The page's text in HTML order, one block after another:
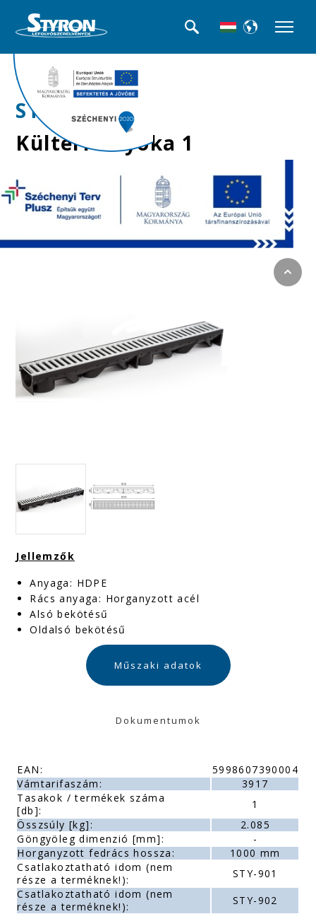
>>Kültéri folyókák
STY-900
Kültéri folyóka 1
méteres horganyzott
fedráccsal
Jellemzők
Anyaga: HDPE
Rács anyaga: Horganyzott acél
Alsó bekötésű
Oldalsó bekötésű
Műszaki adatok
Dokumentumok
EAN:
5998607390004
Vámtarifaszám:
3917
Tasakok / termékek száma
[db]:
1
Összsúly [kg]:
2.085
Göngyöleg dimenzió [mm]:
-
Horganyzott fedrács hossza:
1000 mm
Csatlakoztatható idom (nem
része a terméknek!):
STY-901
Csatlakoztatható idom (nem
része a terméknek!):
STY-902